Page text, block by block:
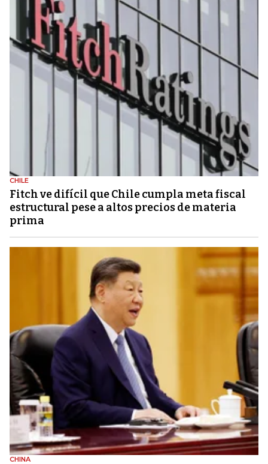
CHILE
Fitch ve difícil que Chile cumpla meta fiscal
estructural pese a altos precios de materia
prima
CHINA